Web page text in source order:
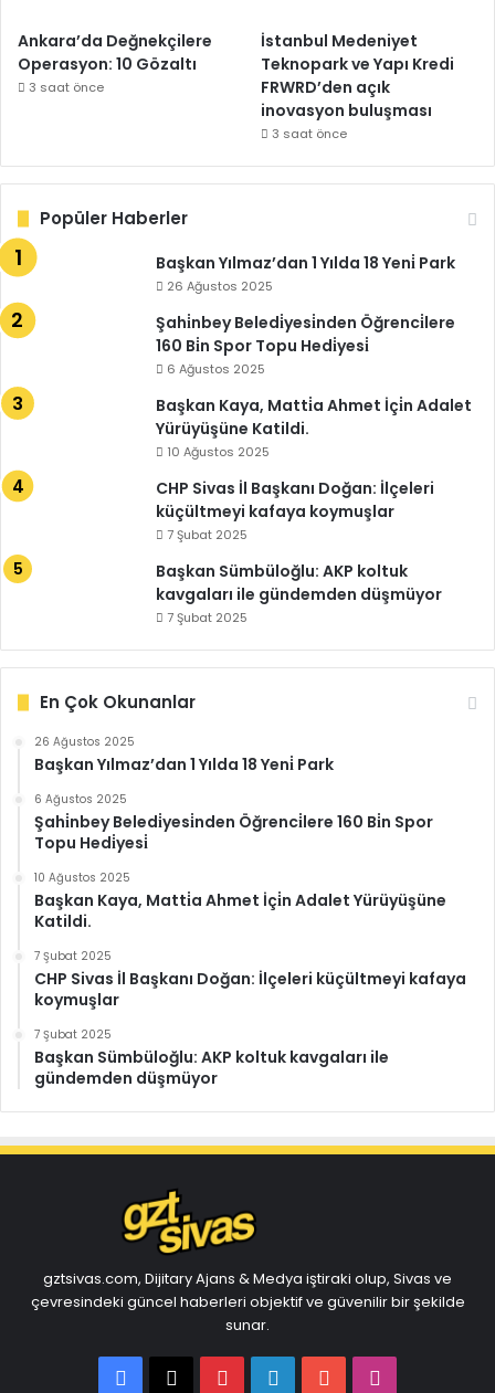
Ankara’da Değnekçilere
Operasyon: 10 Gözaltı
3 saat önce
İstanbul Medeniyet
Teknopark ve Yapı Kredi
FRWRD’den açık
inovasyon buluşması
3 saat önce
Popüler Haberler
Başkan Yılmaz’dan 1 Yılda 18 Yeni̇ Park
26 Ağustos 2025
Şahi̇nbey Beledi̇yesi̇nden Öğrenci̇lere
160 Bi̇n Spor Topu Hedi̇yesi̇
6 Ağustos 2025
Başkan Kaya, Matti̇a Ahmet İçi̇n Adalet
Yürüyüşüne Katildi.
10 Ağustos 2025
CHP Sivas İl Başkanı Doğan: İlçeleri
küçültmeyi kafaya koymuşlar
7 Şubat 2025
Başkan Sümbüloğlu: AKP koltuk
kavgaları ile gündemden düşmüyor
7 Şubat 2025
En Çok Okunanlar
26 Ağustos 2025
Başkan Yılmaz’dan 1 Yılda 18 Yeni̇ Park
6 Ağustos 2025
Şahi̇nbey Beledi̇yesi̇nden Öğrenci̇lere 160 Bi̇n Spor
Topu Hedi̇yesi̇
10 Ağustos 2025
Başkan Kaya, Matti̇a Ahmet İçi̇n Adalet Yürüyüşüne
Katildi.
7 Şubat 2025
CHP Sivas İl Başkanı Doğan: İlçeleri küçültmeyi kafaya
koymuşlar
7 Şubat 2025
Başkan Sümbüloğlu: AKP koltuk kavgaları ile
gündemden düşmüyor
gztsivas.com, Dijitary Ajans & Medya iştiraki olup, Sivas ve
çevresindeki güncel haberleri objektif ve güvenilir bir şekilde
sunar.
Facebook
X PinterestLinkedInYouTube